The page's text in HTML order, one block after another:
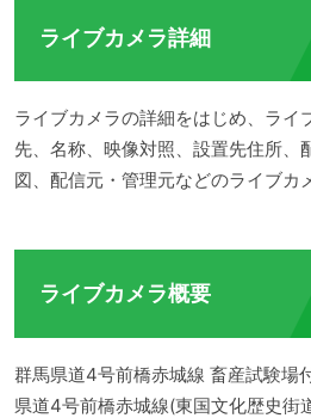
ライブカメラ詳細
ライブカメラの詳細をはじめ、ライ
先、名称、映像対照、設置先住所、
図、配信元・管理元などのライブカ
ライブカメラ概要
群馬県道4号前橋赤城線 畜産試験場
県道4号前橋赤城線(東国文化歴史街